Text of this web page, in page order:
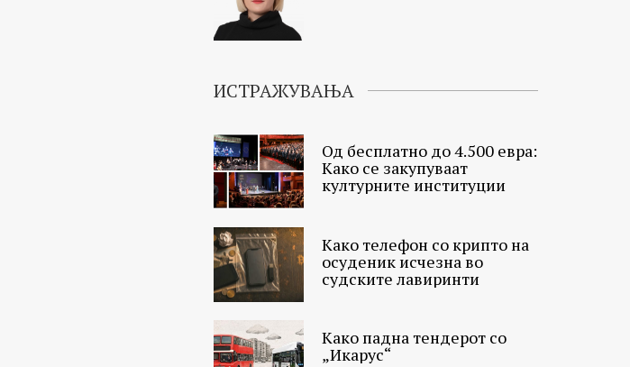
ИСТРАЖУВАЊА
Од бесплатно до 4.500 евра:
Како се закупуваат
културните институции
Како телефон со крипто на
осуденик исчезна во
судските лавиринти
Како падна тендерот со
„Икарус“